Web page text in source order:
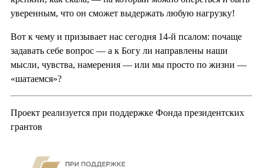
уверенным, что он сможет выдержать любую нагрузку!
Вот к чему и призывает нас сегодня 14-й псалом: почаще
задавать себе вопрос — а к Богу ли направлены наши
мысли, чувства, намерения — или мы просто по жизни —
«шатаемся»?
Проект реализуется при поддержке Фонда президентских
грантов